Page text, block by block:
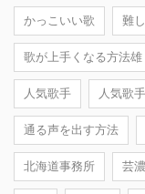
かっこいい歌 難
歌が上手くなる方法雄
人気歌手 人気歌
通る声を出す方法
北海道事務所 芸